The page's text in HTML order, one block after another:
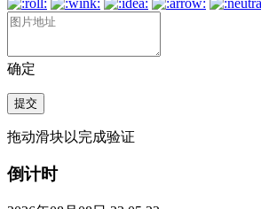
确定
提交
拖动滑块以完成验证
倒计时